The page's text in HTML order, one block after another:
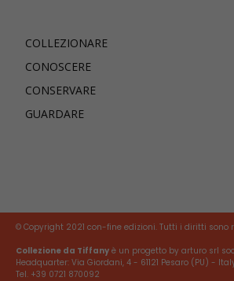
COLLEZIONARE
CONOSCERE
CONSERVARE
GUARDARE
© Copyright 2021 con-fine edizioni. Tutti i diritti sono
Collezione da Tiffany è un progetto by arturo srl
Headquarter: Via Giordani, 4 - 61121 Pesaro (PU) -
Tel. +39 0721 870092